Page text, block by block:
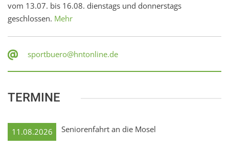
vom 13.07. bis 16.08. dienstags und donnerstags
geschlossen. Mehr
sportbuero@hntonline.de
TERMINE
11.08.2026 Seniorenfahrt an die Mosel